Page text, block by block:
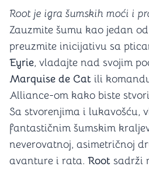
Root je igra šumskih moći i
Zauzmite šumu kao jedan od
preuzmite inicijativu sa
Eyrie, vladajte nad svojim
Marquise de Cat ili
Alliance-om kako biste
Sa stvorenjima i lukavošću,
fantastičnim šumskim
neverovatnoj, asimetričnoj
avanture i rata. Root sadrži